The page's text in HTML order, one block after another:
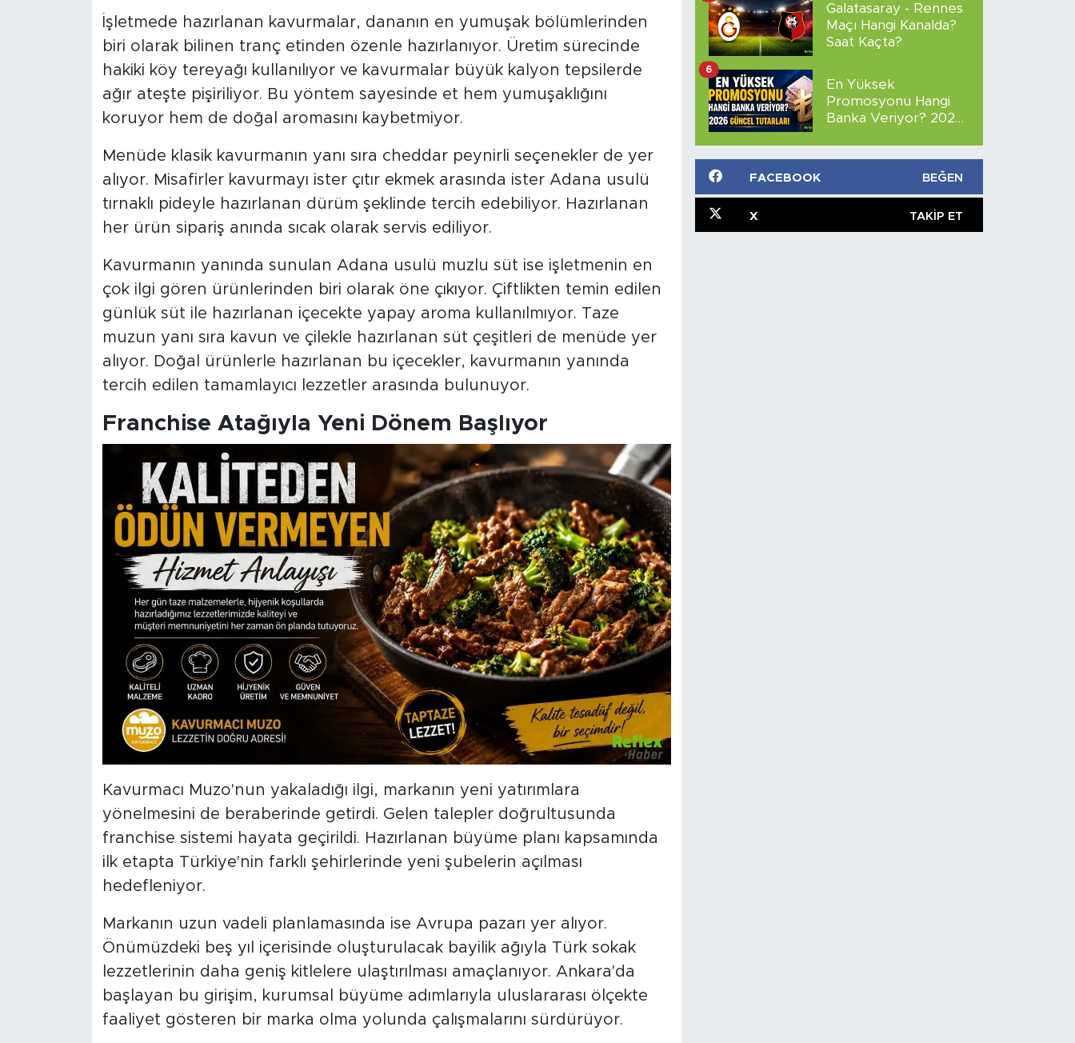
İşletmede hazırlanan kavurmalar, dananın en yumuşak bölümlerinden
biri olarak bilinen tranç etinden özenle hazırlanıyor. Üretim sürecinde
hakiki köy tereyağı kullanılıyor ve kavurmalar büyük kalyon tepsilerde
ağır ateşte pişiriliyor. Bu yöntem sayesinde et hem yumuşaklığını
koruyor hem de doğal aromasını kaybetmiyor.
Menüde klasik kavurmanın yanı sıra cheddar peynirli seçenekler de yer
alıyor. Misafirler kavurmayı ister çıtır ekmek arasında ister Adana usulü
tırnaklı pideyle hazırlanan dürüm şeklinde tercih edebiliyor. Hazırlanan
her ürün sipariş anında sıcak olarak servis ediliyor.
Kavurmanın yanında sunulan Adana usulü muzlu süt ise işletmenin en
çok ilgi gören ürünlerinden biri olarak öne çıkıyor. Çiftlikten temin edilen
günlük süt ile hazırlanan içecekte yapay aroma kullanılmıyor. Taze
muzun yanı sıra kavun ve çilekle hazırlanan süt çeşitleri de menüde yer
alıyor. Doğal ürünlerle hazırlanan bu içecekler, kavurmanın yanında
tercih edilen tamamlayıcı lezzetler arasında bulunuyor.
Franchise Atağıyla Yeni Dönem Başlıyor
Kavurmacı Muzo'nun yakaladığı ilgi, markanın yeni yatırımlara
yönelmesini de beraberinde getirdi. Gelen talepler doğrultusunda
franchise sistemi hayata geçirildi. Hazırlanan büyüme planı kapsamında
ilk etapta Türkiye'nin farklı şehirlerinde yeni şubelerin açılması
hedefleniyor.
Markanın uzun vadeli planlamasında ise Avrupa pazarı yer alıyor.
Önümüzdeki beş yıl içerisinde oluşturulacak bayilik ağıyla Türk sokak
lezzetlerinin daha geniş kitlelere ulaştırılması amaçlanıyor. Ankara'da
başlayan bu girişim, kurumsal büyüme adımlarıyla uluslararası ölçekte
faaliyet gösteren bir marka olma yolunda çalışmalarını sürdürüyor.
Galatasaray - Rennes
Maçı Hangi Kanalda?
Saat Kaçta?
En Yüksek
Promosyonu Hangi
Banka Veriyor? 2026
6
FACEBOOK BEĞEN
X TAKIP ET